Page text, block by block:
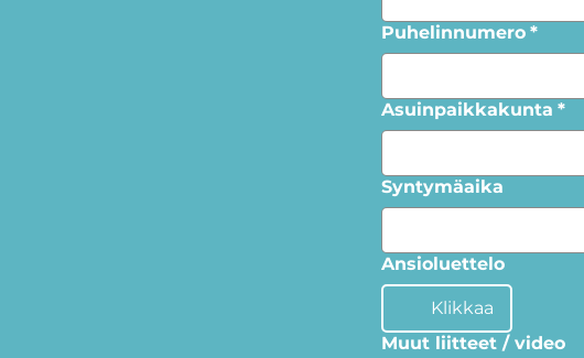
Puhelinnumero *
Asuinpaikkakunta *
Syntymäaika
Ansioluettelo
Klikkaa
Muut liitteet / video